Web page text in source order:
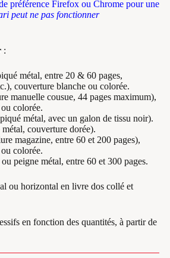
préférence Firefox ou Chrome pour une
peut ne pas fonctionner
:
métal, entre 20 & 60 pages,
couverture blanche ou colorée.
manuelle cousue, 44 pages maximum),
colorée.
métal, avec un galon de tissu noir).
couverture dorée).
magazine, entre 60 et 200 pages),
colorée.
peigne métal, entre 60 et 300 pages.
ou horizontal en livre dos collé et
en fonction des quantités, à partir de